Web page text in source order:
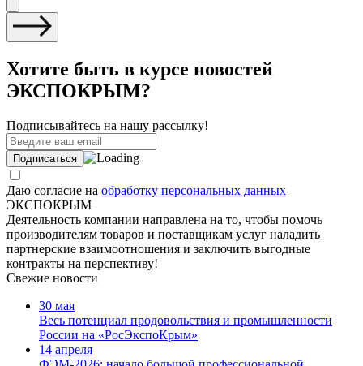
Хотите быть в курсе новостей
ЭКСПОКРЫМ?
Подписывайтесь на нашу рассылку!
Даю согласие на обработку персональных данных
ЭКСПОКРЫМ
Деятельность компании направлена на то, чтобы помочь
производителям товаров и поставщикам услуг наладить
партнерские взаимоотношения и заключить выгодные
контракты на перспективу!
Свежие новости
30 мая
Весь потенциал продовольствия и промышленности
России на «РосЭкспоКрым»
14 апреля